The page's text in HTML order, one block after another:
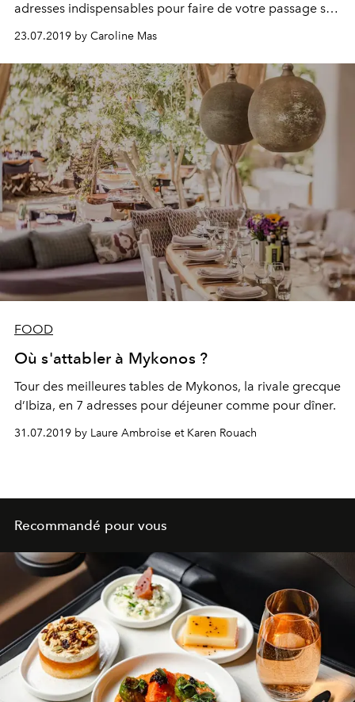
adresses indispensables pour faire de votre passage sur
l'île des Vents une expérience unique.
23.07.2019 by Caroline Mas
FOOD
Où s'attabler à Mykonos ?
Tour des meilleures tables de Mykonos, la rivale grecque
d’Ibiza, en 7 adresses pour déjeuner comme pour dîner.
31.07.2019 by Laure Ambroise et Karen Rouach
Recommandé pour vous